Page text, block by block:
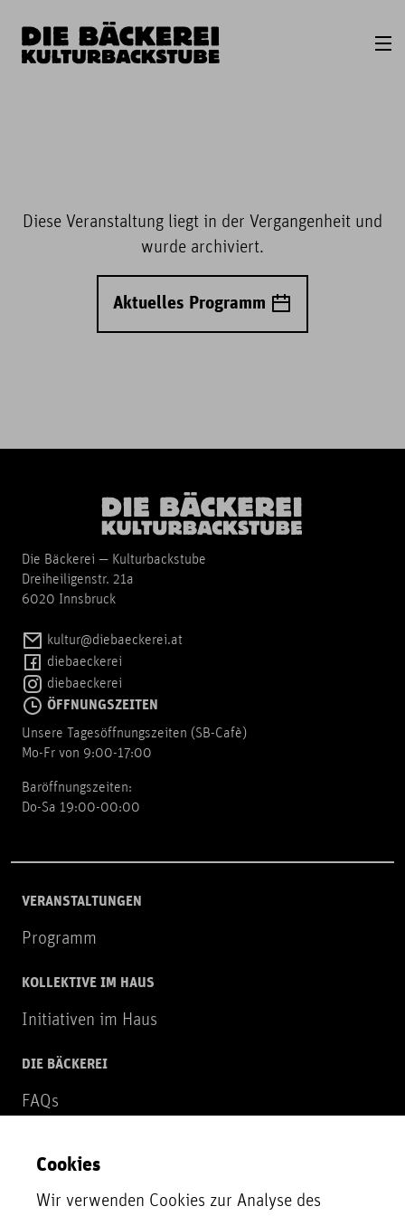
Diese Veranstaltung liegt in der Vergangenheit und
wurde archiviert.
Aktuelles Programm
Die Bäckerei — Kulturbackstube
Dreiheiligenstr. 21a
6020 Innsbruck
kultur@diebaeckerei.at
diebaeckerei
diebaeckerei
ÖFFNUNGSZEITEN
Unsere Tagesöffnungszeiten (SB-Cafè)
Mo-Fr von 9:00-17:00
Baröffnungszeiten:
Do-Sa 19:00-00:00
VERANSTALTUNGEN
Programm
KOLLEKTIVE IM HAUS
Initiativen im Haus
DIE BÄCKEREI
FAQs
NEWSLETTER
Zur Newsletter Anmeldung
Cookies
Wir verwenden Cookies zur Analyse des